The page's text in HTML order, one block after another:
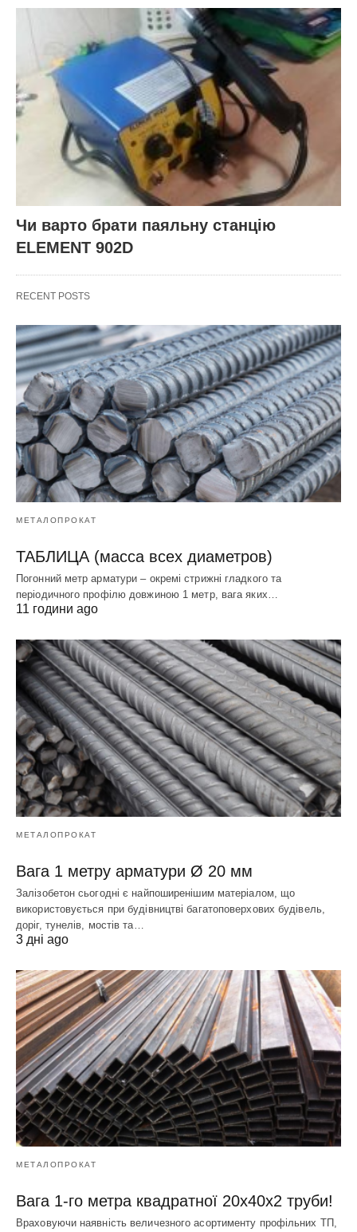
Чи варто брати паяльну станцію
ELEMENT 902D
RECENT POSTS
МЕТАЛОПРОКАТ
ТАБЛИЦА (масса всех диаметров)
Погонний метр арматури – окремі стрижні гладкого та
періодичного профілю довжиною 1 метр, вага яких…
11 години ago
МЕТАЛОПРОКАТ
Вага 1 метру арматури Ø 20 мм
Залізобетон сьогодні є найпоширенішим матеріалом, що
використовується при будівництві багатоповерхових будівель,
доріг, тунелів, мостів та…
3 дні ago
МЕТАЛОПРОКАТ
Вага 1-го метра квадратної 20х40х2 труби!
Враховуючи наявність величезного асортименту профільних ТП,